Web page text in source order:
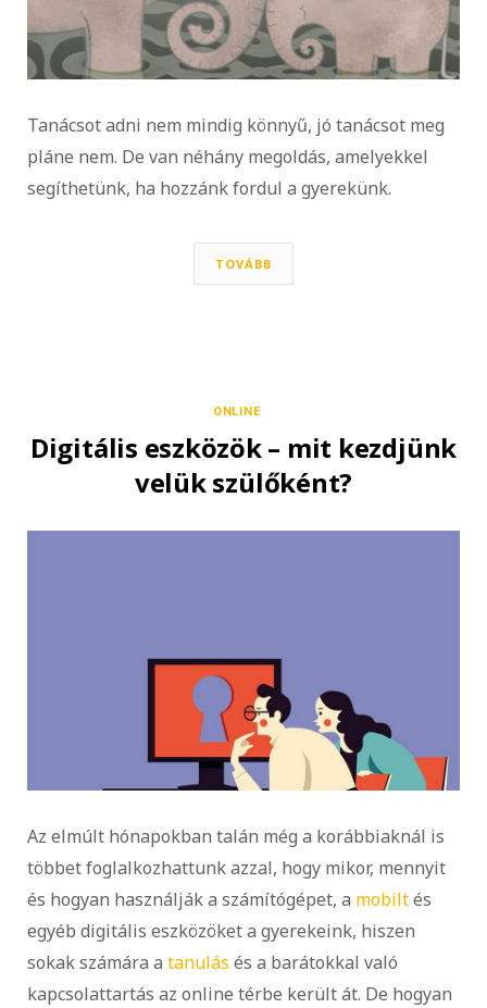
Tanácsot adni nem mindig könnyű, jó tanácsot meg
pláne nem. De van néhány megoldás, amelyekkel
segíthetünk, ha hozzánk fordul a gyerekünk.
TOVÁBB
ONLINE
Digitális eszközök – mit kezdjünk
velük szülőként?
Az elmúlt hónapokban talán még a korábbiaknál is
többet foglalkozhattunk azzal, hogy mikor, mennyit
és hogyan használják a számítógépet, a mobiltés
egyéb digitális eszközöket a gyerekeink, hiszen
sokak számára a tanulás és a barátokkal való
kapcsolattartás az online térbe került át. De hogyan